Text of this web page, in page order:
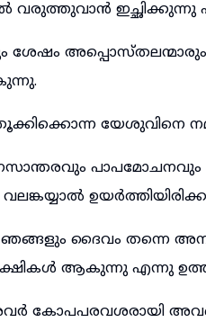
വരുത്തുവാൻ
യേശുവിനെ
ദൈവം തന്നെ
ആകുന്നു എന്നു
കോപപരവശരായി